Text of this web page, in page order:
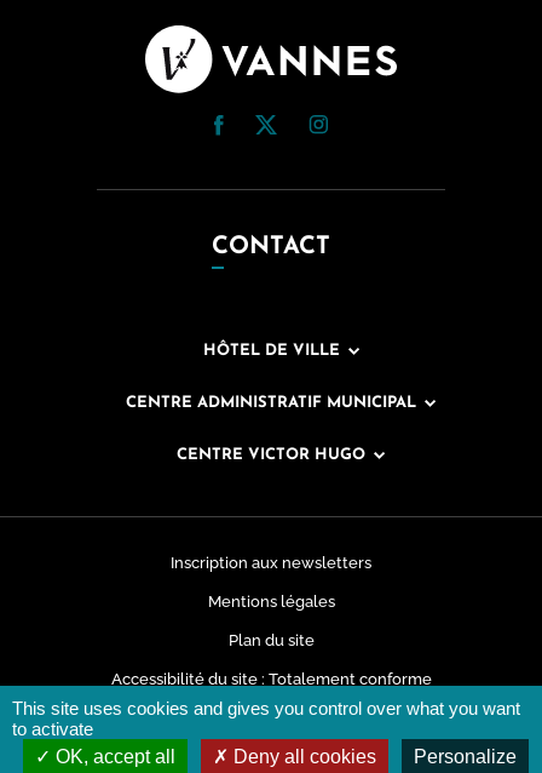
CONTACT
HÔTEL DE VILLE
CENTRE ADMINISTRATIF MUNICIPAL
CENTRE VICTOR HUGO
Inscription aux newsletters
Mentions légales
Plan du site
Accessibilité du site : Totalement conforme
Données personnelles
This site uses cookies and gives you control over what you want
to activate
OK, accept all
Deny all cookies Personalize